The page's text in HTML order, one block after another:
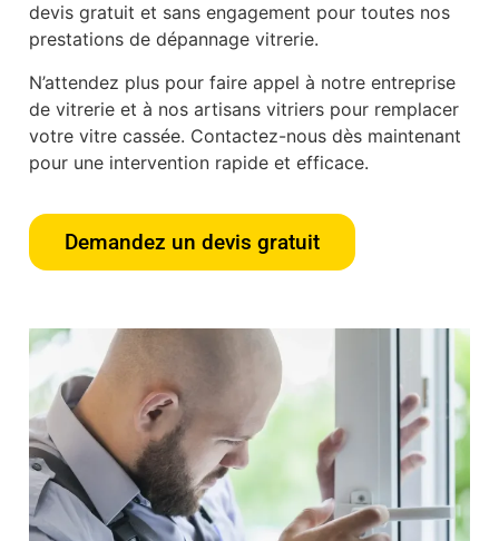
devis gratuit et sans engagement pour toutes nos
prestations de dépannage vitrerie.
N’attendez plus pour faire appel à notre entreprise
de vitrerie et à nos artisans vitriers pour remplacer
votre vitre cassée. Contactez-nous dès maintenant
pour une intervention rapide et efficace.
Demandez un devis gratuit